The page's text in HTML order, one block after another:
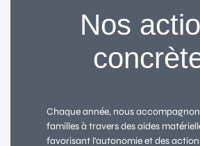
Nos
Chaque année, nous
familles à travers des aides
favorisant l'autonomie et des